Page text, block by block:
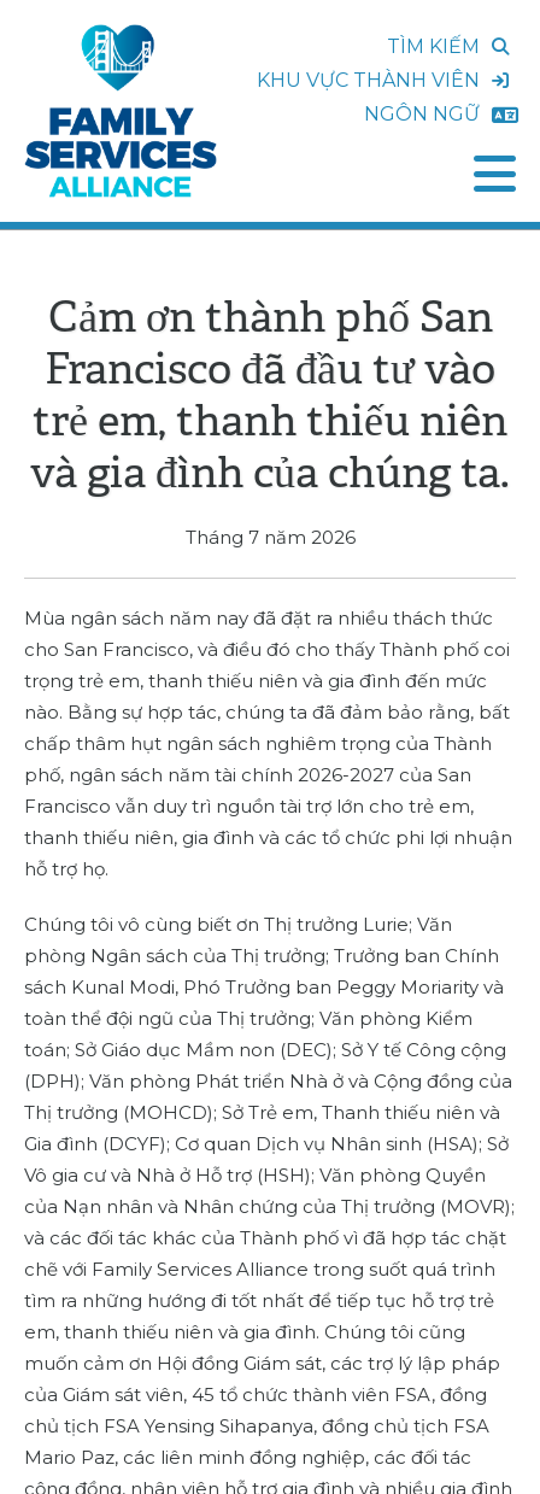
TÌM KIẾM
KHU VỰC THÀNH VIÊN
NGÔN NGỮ
Cảm ơn thành phố San
Francisco đã đầu tư vào
trẻ em, thanh thiếu niên
và gia đình của chúng ta.
Tháng 7 năm 2026
Mùa ngân sách năm nay đã đặt ra nhiều thách thức
cho San Francisco, và điều đó cho thấy Thành phố coi
trọng trẻ em, thanh thiếu niên và gia đình đến mức
nào. Bằng sự hợp tác, chúng ta đã đảm bảo rằng, bất
chấp thâm hụt ngân sách nghiêm trọng của Thành
phố, ngân sách năm tài chính 2026-2027 của San
Francisco vẫn duy trì nguồn tài trợ lớn cho trẻ em,
thanh thiếu niên, gia đình và các tổ chức phi lợi nhuận
hỗ trợ họ.
Chúng tôi vô cùng biết ơn Thị trưởng Lurie; Văn
phòng Ngân sách của Thị trưởng; Trưởng ban Chính
sách Kunal Modi, Phó Trưởng ban Peggy Moriarity và
toàn thể đội ngũ của Thị trưởng; Văn phòng Kiểm
toán; Sở Giáo dục Mầm non (DEC); Sở Y tế Công cộng
(DPH); Văn phòng Phát triển Nhà ở và Cộng đồng của
Thị trưởng (MOHCD); Sở Trẻ em, Thanh thiếu niên và
Gia đình (DCYF); Cơ quan Dịch vụ Nhân sinh (HSA); Sở
Vô gia cư và Nhà ở Hỗ trợ (HSH); Văn phòng Quyền
của Nạn nhân và Nhân chứng của Thị trưởng (MOVR);
và các đối tác khác của Thành phố vì đã hợp tác chặt
chẽ với Family Services Alliance trong suốt quá trình
tìm ra những hướng đi tốt nhất để tiếp tục hỗ trợ trẻ
em, thanh thiếu niên và gia đình. Chúng tôi cũng
muốn cảm ơn Hội đồng Giám sát, các trợ lý lập pháp
của Giám sát viên, 45 tổ chức thành viên FSA, đồng
chủ tịch FSA Yensing Sihapanya, đồng chủ tịch FSA
Mario Paz, các liên minh đồng nghiệp, các đối tác
cộng đồng, nhân viên hỗ trợ gia đình và nhiều gia đình